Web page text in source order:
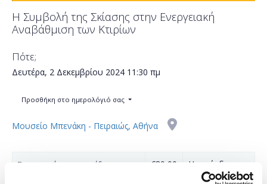
Η Συμβολή της Σκίασης στην Ενεργειακή
Αναβάθμιση των Κτιρίων
Πότε;
Δευτέρα, 2 Δεκεμβρίου 2024 11:30 πμ
Προσθήκη στο ημερολόγιό σας
Μουσείο Μπενάκη - Πειραιώς, Αθήνα
Συμμετοχή στην ημερίδα €80,00
Η περίοδος
εγγραφών έχει